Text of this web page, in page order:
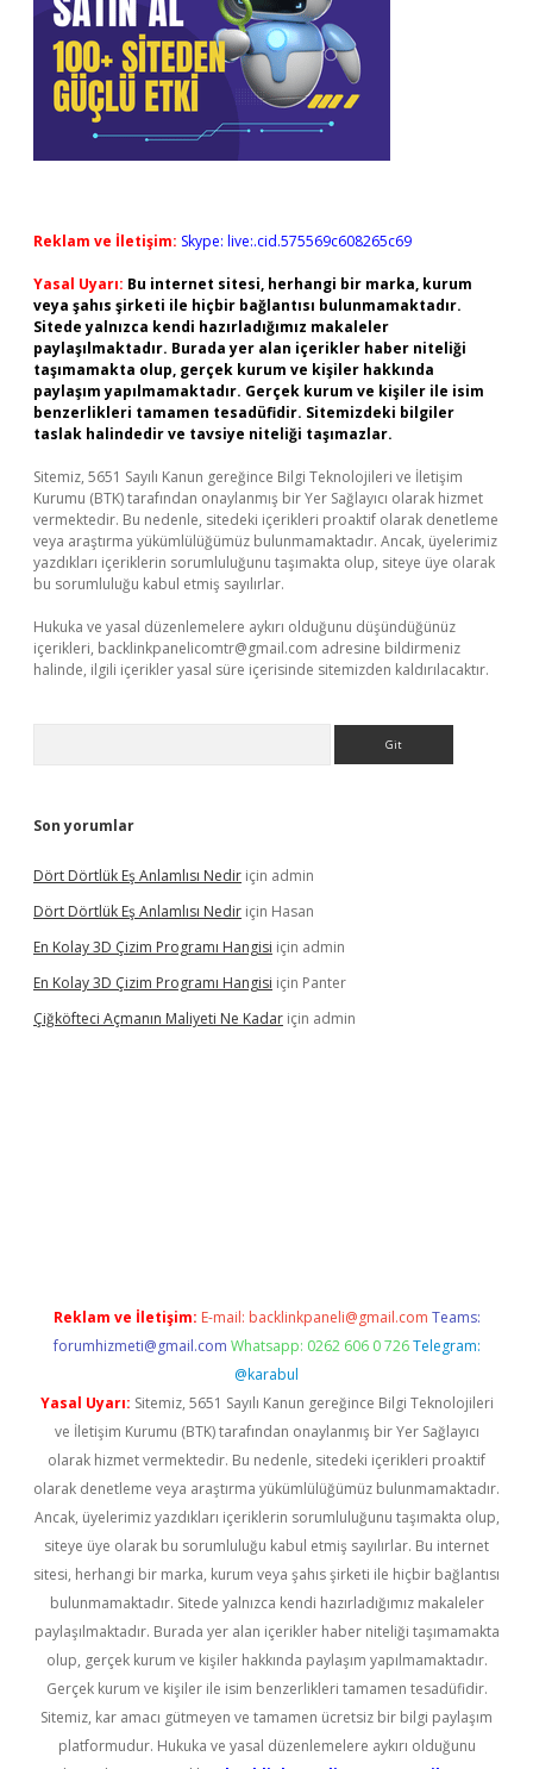
Reklam ve İletişim: Skype: live:.cid.575569c608265c69
Yasal Uyarı: Bu internet sitesi, herhangi bir marka, kurum
veya şahıs şirketi ile hiçbir bağlantısı bulunmamaktadır.
Sitede yalnızca kendi hazırladığımız makaleler
paylaşılmaktadır. Burada yer alan içerikler haber niteliği
taşımamakta olup, gerçek kurum ve kişiler hakkında
paylaşım yapılmamaktadır. Gerçek kurum ve kişiler ile isim
benzerlikleri tamamen tesadüfidir. Sitemizdeki bilgiler
taslak halindedir ve tavsiye niteliği taşımazlar.
Sitemiz, 5651 Sayılı Kanun gereğince Bilgi Teknolojileri ve İletişim
Kurumu (BTK) tarafından onaylanmış bir Yer Sağlayıcı olarak hizmet
vermektedir. Bu nedenle, sitedeki içerikleri proaktif olarak denetleme
veya araştırma yükümlülüğümüz bulunmamaktadır. Ancak, üyelerimiz
yazdıkları içeriklerin sorumluluğunu taşımakta olup, siteye üye olarak
bu sorumluluğu kabul etmiş sayılırlar.
Hukuka ve yasal düzenlemelere aykırı olduğunu düşündüğünüz
içerikleri, backlinkpanelicomtr@gmail.com adresine bildirmeniz
halinde, ilgili içerikler yasal süre içerisinde sitemizden kaldırılacaktır.
Son yorumlar
Dört Dörtlük Eş Anlamlısı Nedir için admin
Dört Dörtlük Eş Anlamlısı Nedir için Hasan
En Kolay 3D Çizim Programı Hangisi için admin
En Kolay 3D Çizim Programı Hangisi için Panter
Çiğköfteci Açmanın Maliyeti Ne Kadar için admin
Reklam ve İletişim: E-mail: backlinkpaneli@gmail.com Teams:
forumhizmeti@gmail.com Whatsapp: 0262 606 0 726 Telegram:
@karabul
Yasal Uyarı: Sitemiz, 5651 Sayılı Kanun gereğince Bilgi Teknolojileri
ve İletişim Kurumu (BTK) tarafından onaylanmış bir Yer Sağlayıcı
olarak hizmet vermektedir. Bu nedenle, sitedeki içerikleri proaktif
olarak denetleme veya araştırma yükümlülüğümüz bulunmamaktadır.
Ancak, üyelerimiz yazdıkları içeriklerin sorumluluğunu taşımakta olup,
siteye üye olarak bu sorumluluğu kabul etmiş sayılırlar. Bu internet
sitesi, herhangi bir marka, kurum veya şahıs şirketi ile hiçbir bağlantısı
bulunmamaktadır. Sitede yalnızca kendi hazırladığımız makaleler
paylaşılmaktadır. Burada yer alan içerikler haber niteliği taşımamakta
olup, gerçek kurum ve kişiler hakkında paylaşım yapılmamaktadır.
Gerçek kurum ve kişiler ile isim benzerlikleri tamamen tesadüfidir.
Sitemiz, kar amacı gütmeyen ve tamamen ücretsiz bir bilgi paylaşım
platformudur. Hukuka ve yasal düzenlemelere aykırı olduğunu